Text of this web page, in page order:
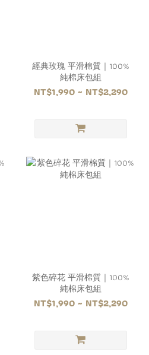
經典玫瑰 平滑棉質｜100%
純棉床包組
NT$1,990 ~ NT$2,290
紫色碎花 平滑棉質｜100%
純棉床包組
NT$1,990 ~ NT$2,290